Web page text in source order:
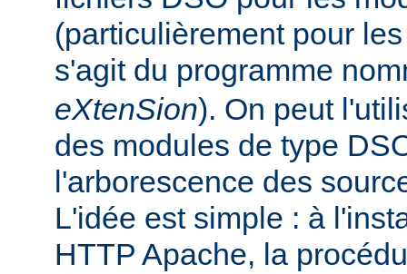
(particulièrement pour
s'agit du programme
eXtenSion). On peut
des modules de type
l'arborescence des
L'idée est simple : à
HTTP Apache, la